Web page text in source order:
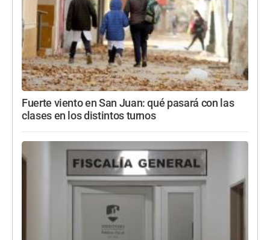
Fuerte viento en San Juan: qué pasará con las
clases en los distintos turnos